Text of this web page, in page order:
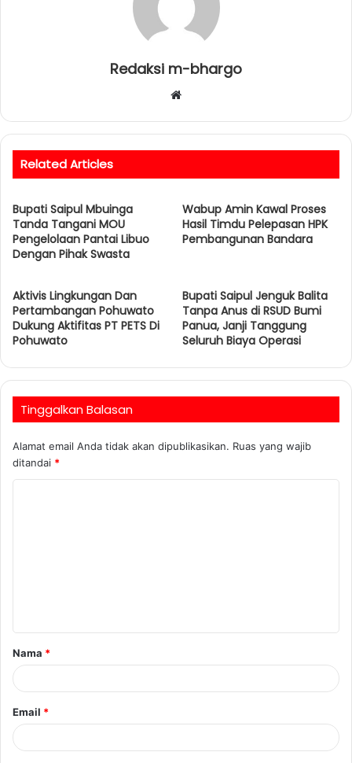
Redaksi m-bhargo
b
s
e
Related Articles
Bupati Saipul Mbuinga
Tanda Tangani MOU
Pengelolaan Pantai Libuo
Dengan Pihak Swasta
Wabup Amin Kawal Proses
Hasil Timdu Pelepasan HPK
Pembangunan Bandara
Aktivis Lingkungan Dan
Pertambangan Pohuwato
Dukung Aktifitas PT PETS Di
Pohuwato
Bupati Saipul Jenguk Balita
Tanpa Anus di RSUD Bumi
Panua, Janji Tanggung
Seluruh Biaya Operasi
Tinggalkan Balasan
Alamat email Anda tidak akan dipublikasikan. Ruas yang wajib
ditandai *
Nama *
Email *